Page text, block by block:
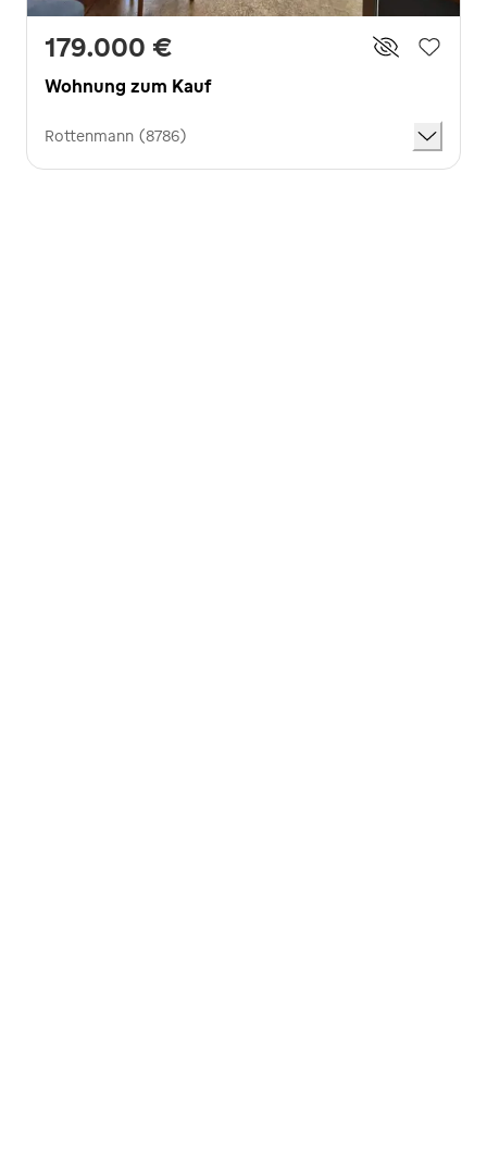
179.000 €
Wohnung zum Kauf
Rottenmann (8786)